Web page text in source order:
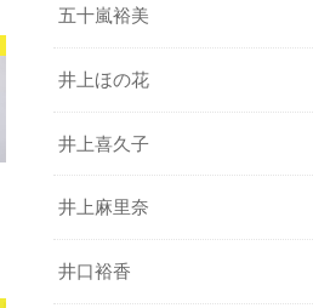
五十嵐裕美
井上ほの花
井上喜久子
井上麻里奈
井口裕香